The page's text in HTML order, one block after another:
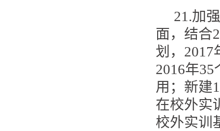
21.加
面，结合
划，2017
2016年
用；新建
在校外实
校外实训